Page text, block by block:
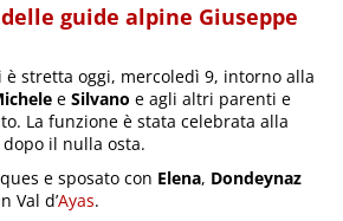
guide alpine Giuseppe
è stretta oggi, mercoledì 9, intorno alla
eSilvano e agli altri parenti e
La funzione è stata celebrata alla
il nulla osta.
e sposato con Elena, Dondeynaz
Val d’Ayas.